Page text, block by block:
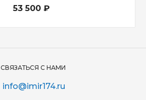
53 500 ₽
СВЯЗАТЬСЯ С НАМИ
info@imir174.ru